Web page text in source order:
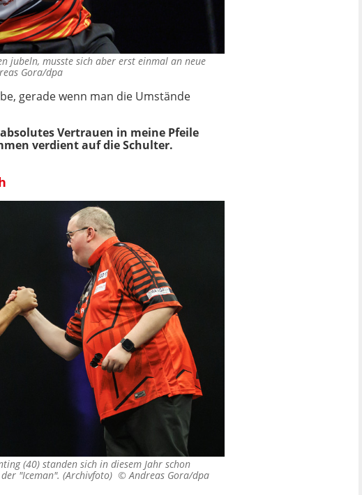
jubeln, musste sich aber erst einmal an neue
Gora/dpa
gerade wenn man die Umstände
Vertrauen in meine Pfeile
verdient auf die Schulter.
(40) standen sich in diesem Jahr schon
der "Iceman". (Archivfoto) ©Andreas Gora/dpa